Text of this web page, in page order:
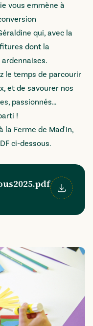
vous emmène à
qui, avec la
dont la
le temps de parcourir
et de savourer nos
passionnés…
!
la Ferme de Mad'In,
ci-dessous.